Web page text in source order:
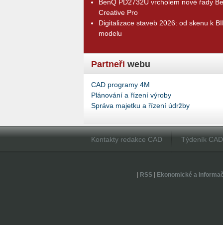
BenQ PD2732U vrcholem nové řady
Creative Pro
Digitalizace staveb 2026: od skenu k
modelu
Partneři webu
CAD programy 4M
Plánování a řízení výroby
Správa majetku a řízení údržby
Kontakty redakce CAD Týdeník
RSS| Ekonomické a